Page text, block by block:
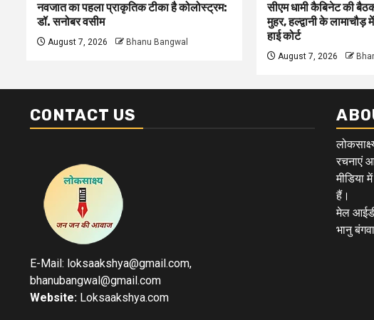
नवजात का पहला प्राकृतिक टीका है कोलोस्ट्रम:
डॉ. सनोबर वसीम
August 7, 2026 Bhanu Bangwal
सीएम धामी कैबिनेट की
मुहर, हल्द्वानी के लामाचौड़
हाई कोर्ट
August 7, 2026
CONTACT US
E-Mail: loksaakshya@gmail.com,
bhanubangwal@gmail.com
Website: Loksaakshya.com
रचनाएं
मीडिया
हैं।
मेल
भानु